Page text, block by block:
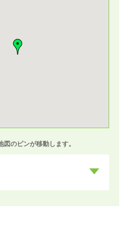
のピンが移動します。